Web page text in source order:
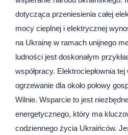
dotycząca przeniesienia całej
mocy cieplnej i elektrycznej
na Ukrainę w ramach unijnego
ludności jest doskonałym
współpracy. Elektrociepłownia
ogrzewanie dla około połowy
Wilnie. Wsparcie to jest
energetycznego, który ma
codziennego życia Ukraińców.